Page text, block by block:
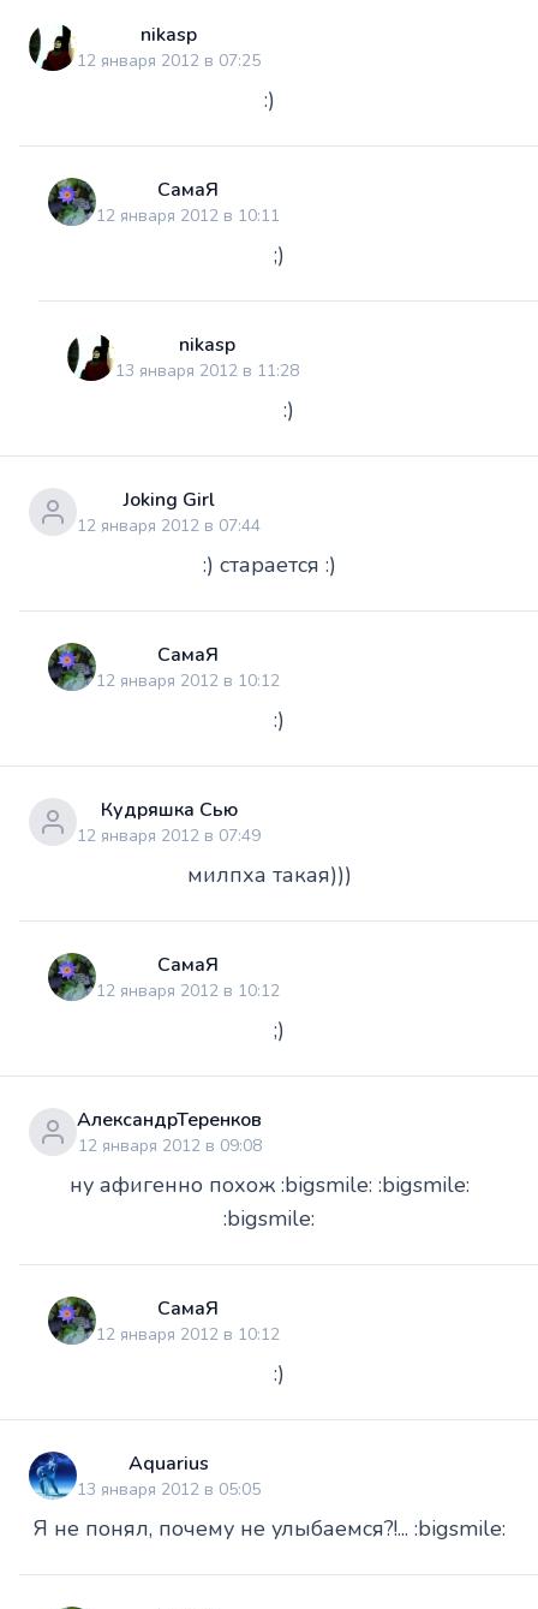
nikasp
12 января 2012 в 07:25
:)
СамаЯ
12 января 2012 в 10:11
;)
nikasp
13 января 2012 в 11:28
:)
Joking Girl
12 января 2012 в 07:44
:) старается :)
СамаЯ
12 января 2012 в 10:12
:)
Кудряшка Сью
12 января 2012 в 07:49
милпха такая)))
СамаЯ
12 января 2012 в 10:12
;)
АлександрТеренков
12 января 2012 в 09:08
ну афигенно похож :bigsmile: :bigsmile:
:bigsmile:
СамаЯ
12 января 2012 в 10:12
:)
Aquarius
13 января 2012 в 05:05
Я не понял, почему не улыбаемся?!... :bigsmile: